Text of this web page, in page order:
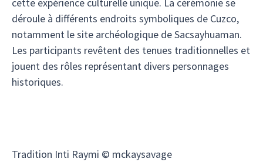
déroule à différents endroits symboliques de Cuzco,
notamment le site archéologique de Sacsayhuaman.
Les participants revêtent des tenues traditionnelles et
jouent des rôles représentant divers personnages
historiques.
Tradition Inti Raymi © mckaysavage